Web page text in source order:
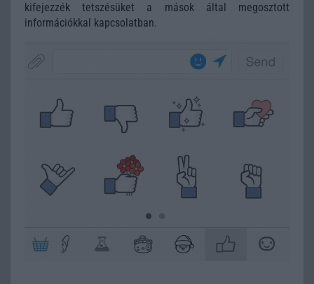
kifejezzék tetszésüket a mások által megosztott
információkkal kapcsolatban.